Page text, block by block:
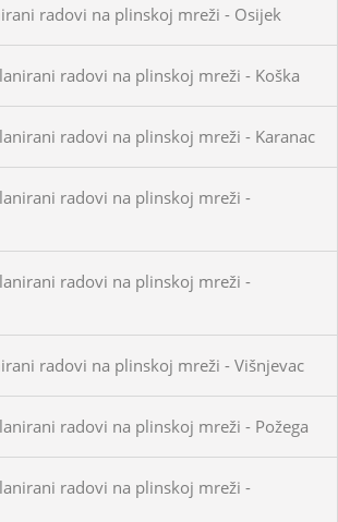
radovi na plinskoj mreži - Osijek
radovi na plinskoj mreži - Koška
radovi na plinskoj mreži - Karanac
radovi na plinskoj mreži -
radovi na plinskoj mreži -
radovi na plinskoj mreži - Višnjevac
radovi na plinskoj mreži - Požega
radovi na plinskoj mreži -